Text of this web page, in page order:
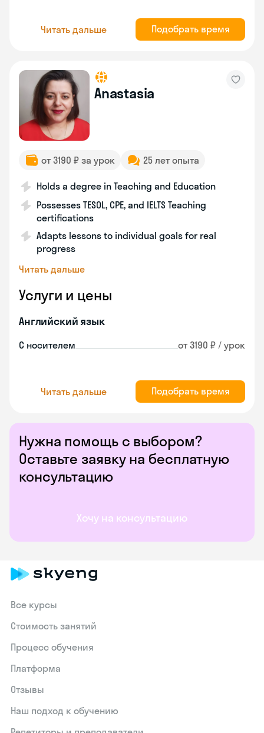
Нужна помощь с выбором?
Оставьте заявку на бесплатную
консультацию
Хочу на консультацию
Читать дальше Подобрать время
Anastasia
от 3190 ₽ за урок 25 лет опыта
Holds a degree in Teaching and Education
Possesses TESOL, CPE, and IELTS Teaching
certifications
Adapts lessons to individual goals for real
progress
Читать дальше
Услуги и цены
Английский язык
С носителем от 3190 ₽ / урок
Читать дальше Подобрать время
Все курсы
Стоимость занятий
Процесс обучения
Платформа
Отзывы
Наш подход к обучению